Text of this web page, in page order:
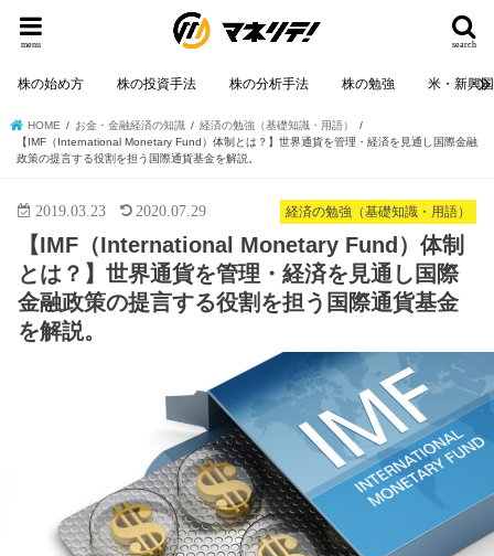
search
menu
株の始め方 株の投資手法 株の分析手法 株の勉強 米・新興
HOME お金・金融経済の知識
経済の勉強（基礎知識・用語）
【IMF（International Monetary Fund）体制とは？】世界通貨を管理・経済を見通し国際金融
政策の提言する役割を担う国際通貨基金を解説。
経済の勉強（基礎知識・用語）
2019.03.23 2020.07.29
【IMF（International Monetary Fund）体制
とは？】世界通貨を管理・経済を見通し国際
金融政策の提言する役割を担う国際通貨基金
を解説。